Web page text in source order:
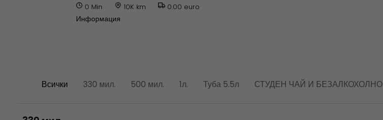
0 Min 10K km 0.00 euro
Информация
Всички 330 мил. 500 мил. 1л. Туба 5.5л СТУДЕН ЧАЙ И БЕЗАЛКОХОЛНО